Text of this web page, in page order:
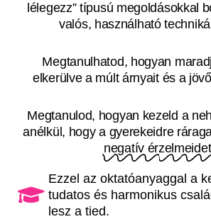
lélegezz” típusú megoldásokkal
valós, használható
Megtanulhatod, hogyan
elkerülve a múlt árnyait és a
Megtanulod, hogyan kezeld a
anélkül, hogy a gyerekeidre
negatív
Ezzel az oktatóanyaggal a
tudatos és harmonikus
lesz a tied.